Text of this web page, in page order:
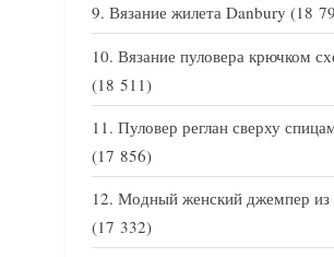
Вязание жилета Danbury (18
Вязание пуловера крючком
(18 511)
Пуловер реглан сверху
(17 856)
Модный женский джемпер из
(17 332)